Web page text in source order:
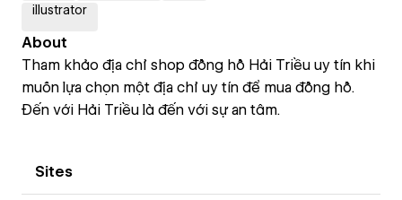
illustrator
About
Tham khảo địa chỉ shop đồng hồ Hải Triều uy tín khi
muốn lựa chọn một địa chỉ uy tín để mua đồng hồ.
Đến với Hải Triều là đến với sự an tâm.
Sites